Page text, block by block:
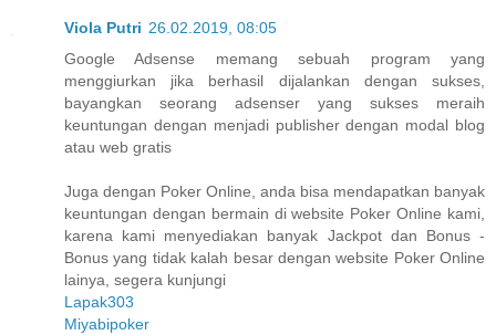
Viola Putri 26.02.2019, 08:05
Google Adsense memang sebuah program yang
menggiurkan jika berhasil dijalankan dengan sukses,
bayangkan seorang adsenser yang sukses meraih
keuntungan dengan menjadi publisher dengan modal blog
atau web gratis
Juga dengan Poker Online, anda bisa mendapatkan banyak
keuntungan dengan bermain di website Poker Online kami,
karena kami menyediakan banyak Jackpot dan Bonus -
Bonus yang tidak kalah besar dengan website Poker Online
lainya, segera kunjungi
Lapak303
Miyabipoker